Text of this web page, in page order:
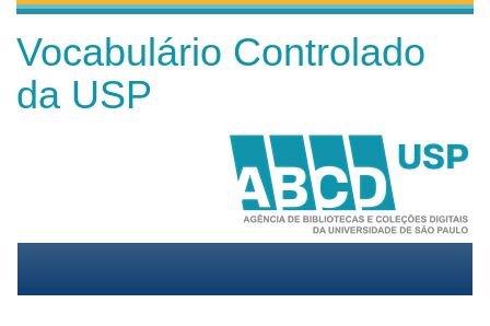
Vocabulário Controlado
da USP